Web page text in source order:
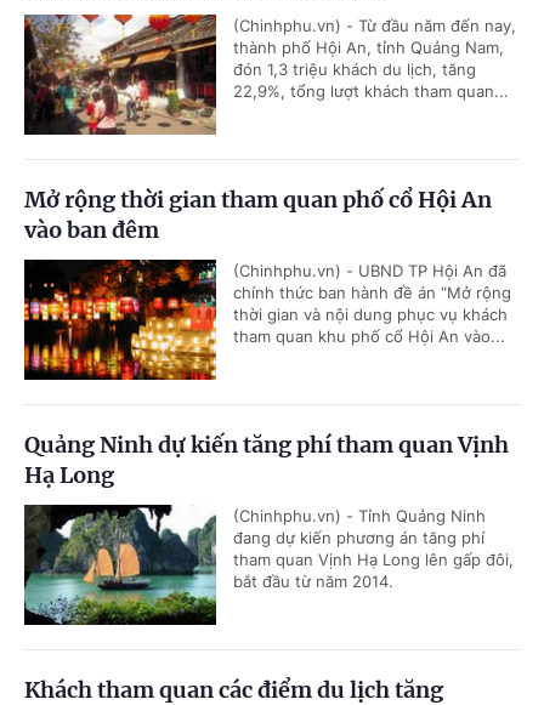
(Chinhphu.vn) - Từ đầu năm đến nay,
thành phố Hội An, tỉnh Quảng Nam,
đón 1,3 triệu khách du lịch, tăng
22,9%, tổng lượt khách tham quan...
Mở rộng thời gian tham quan phố cổ Hội An
vào ban đêm
(Chinhphu.vn) - UBND TP Hội An đã
chính thức ban hành đề án “Mở rộng
thời gian và nội dung phục vụ khách
tham quan khu phố cổ Hội An vào...
Quảng Ninh dự kiến tăng phí tham quan Vịnh
Hạ Long
(Chinhphu.vn) - Tỉnh Quảng Ninh
đang dự kiến phương án tăng phí
tham quan Vịnh Hạ Long lên gấp đôi,
bắt đầu từ năm 2014.
Khách tham quan các điểm du lịch tăng